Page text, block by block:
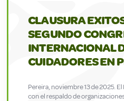
CLAUSURA
SEGUNDO
INTERNACIONAL
CUIDADORES EN
Pereira, noviembre 13 de 2025.
con el respaldo de